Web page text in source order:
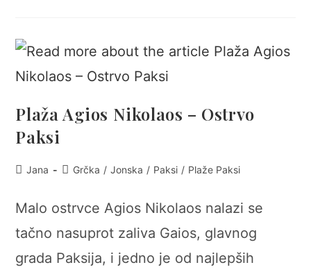
Plaža Agios Nikolaos – Ostrvo
Paksi
PostJana
PostGrčka / Jonska / Paksi / Plaže Paksi
Malo ostrvce Agios Nikolaos nalazi se
tačno nasuprot zaliva Gaios, glavnog
grada Paksija, i jedno je od najlepših